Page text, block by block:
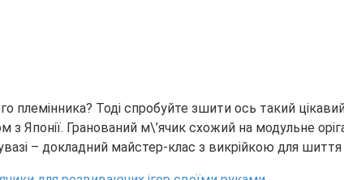
племінника? Тоді спробуйте зшити ось такий
Японії. Гранований м\’ячик схожий на модульне
– докладний майстер-клас з викрійкою для